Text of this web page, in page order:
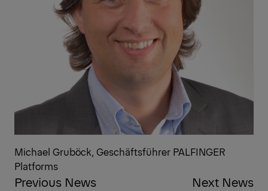
Michael Gruböck, Geschäftsführer PALFINGER
Platforms
Previous News Next News